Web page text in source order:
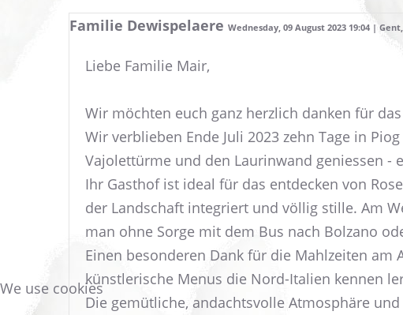
Familie Dewispelaere Wednesday, 09 August 2023 19:04 |
Liebe Familie Mair,
Wir möchten euch ganz herzlich danken für
Wir verblieben Ende Juli 2023 zehn Tage in
Vajolettürme und den Laurinwand geniessen -
Ihr Gasthof ist ideal für das entdecken von
der Landschaft integriert und völlig stille. Am
man ohne Sorge mit dem Bus nach Bolzano
Einen besonderen Dank für die Mahlzeiten
künstlerische Menus die Nord-Italien kennen
Die gemütliche, andachtsvolle Atmosphäre
We use cookies